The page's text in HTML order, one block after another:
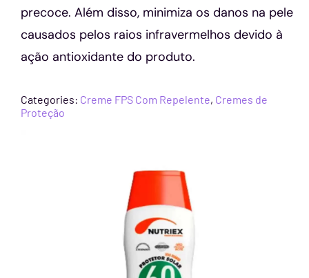
precoce. Além disso, minimiza os danos na pele
causados pelos raios infravermelhos devido à
ação antioxidante do produto.
Categories: Creme FPS Com Repelente, Cremes de
Proteção